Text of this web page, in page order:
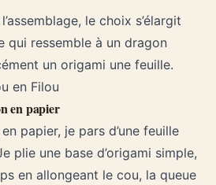
le choix s’élargit
qui ressemble à un dragon
un origami une feuille.
en Filou
en papier
papier, je pars d’une feuille
plie une base d’origami simple,
en allongeant le cou, la queue